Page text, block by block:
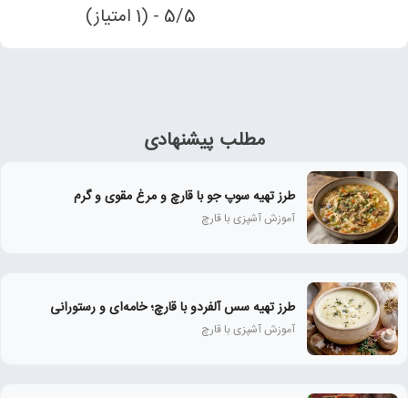
5/5 - (1 امتیاز)
مطلب پیشنهادی
طرز تهیه سوپ جو با قارچ و مرغ مقوی و گرم
آموزش آشپزی با قارچ
طرز تهیه سس آلفردو با قارچ؛ خامه‌ای و رستورانی
آموزش آشپزی با قارچ